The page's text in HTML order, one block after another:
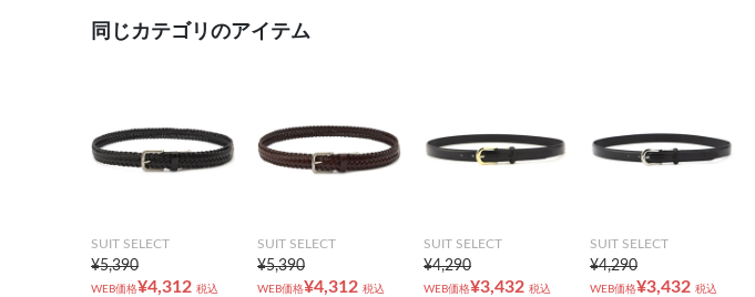
同じカテゴリのアイテム
SUIT SELECT
¥5,390
WEB価格¥4,312 税込
SUIT SELECT
¥5,390
WEB価格¥4,312 税込
SUIT SELECT
¥4,290
WEB価格¥3,432 税込
SUIT SELECT
¥4,290
WEB価格¥3,432 税込